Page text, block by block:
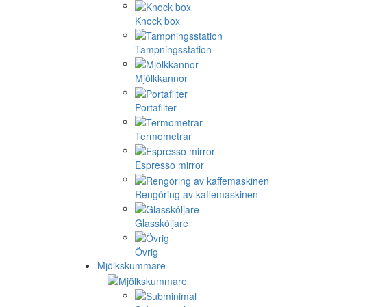
Knock box
Tampningsstation
Mjölkkannor
Portafilter
Termometrar
Espresso mirror
Rengöring av kaffemaskinen
Glassköljare
Övrig
Mjölkskummare